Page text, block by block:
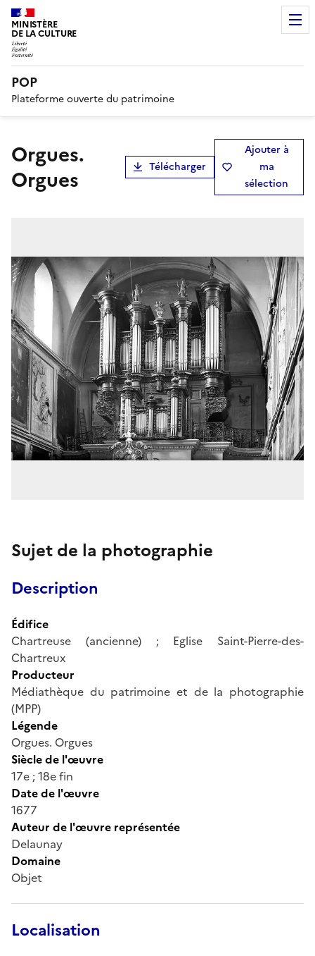
MINISTÈRE
DE LA CULTURE
POP
Plateforme ouverte du patrimoine
Orgues.
Orgues
Télécharger
Ajouter à
ma
sélection
Sujet de la photographie
Description
Édifice
Chartreuse (ancienne) ; Eglise Saint-Pierre-des-
Chartreux
Producteur
Médiathèque du patrimoine et de la photographie
(MPP)
Légende
Orgues. Orgues
Siècle de l'œuvre
17e ; 18e fin
Date de l'œuvre
1677
Auteur de l'œuvre représentée
Delaunay
Domaine
Objet
Localisation